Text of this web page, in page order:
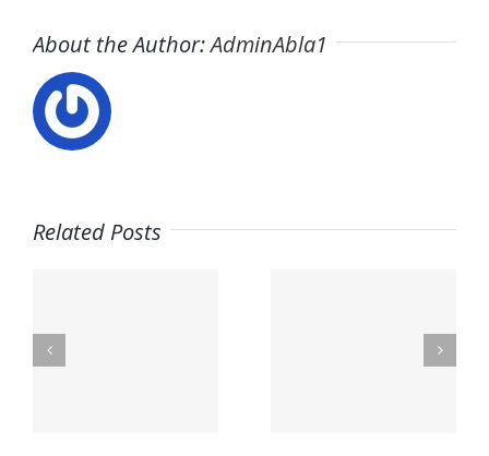
About the Author:AdminAbla1
Related Posts
Usuario –